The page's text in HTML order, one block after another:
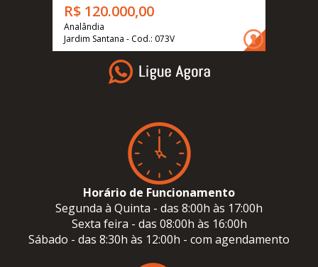
R$ 120.000,00
Analândia
Jardim Santana - Cod.: 073V
Horário de Funcionamento
Segunda à Quinta - das 8:00h às 17:00h
Sexta feira - das 08:00h às 16:00h
Sábado - das 8:30h às 12:00h - com agendamento